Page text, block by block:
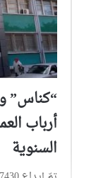
“كناس”
أرباب
السنوية